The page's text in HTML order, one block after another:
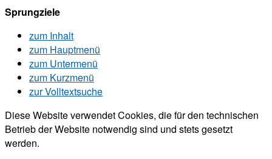
Sprungziele
zum Inhalt
zum Hauptmenü
zum Untermenü
zum Kurzmenü
zur Volltextsuche
Diese Website verwendet Cookies, die für den technischen
Betrieb der Website notwendig sind und stets gesetzt
werden.